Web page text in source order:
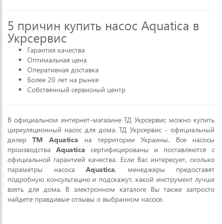
5 причин купить насос Aquatica в
Укрсервис
Гарантия качества
Оптимальная цена
Оперативная доставка
Более 20 лет на рынке
Собственный сервисный центр
В официальном интернет-магазине ТД Укрсервис можно купить
циркуляционный насос для дома. ТД Укрсервис - официальный
дилерТМ Aquatica на территории Украины. Все насосы
производства Aquatica сертифицированы и поставляются с
официальной гарантией качества. Если Вас интересует, сколько
параметры насоса Aquatica, менеджеры предоставят
подробную консультацию и подскажут, какой инструмент лучше
взять для дома. В электронном каталоге Вы также запросто
найдете правдивые отзывы о выбранном насосе.